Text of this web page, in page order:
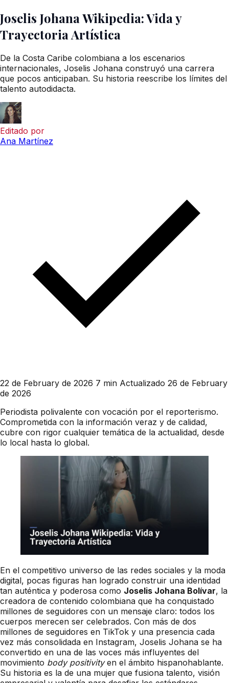
Joselis Johana Wikipedia: Vida y
Trayectoria Artística
De la Costa Caribe colombiana a los escenarios
internacionales, Joselis Johana construyó una carrera
que pocos anticipaban. Su historia reescribe los límites del
talento autodidacta.
Editado por
Ana Martínez
22 de February de 2026 7 min Actualizado 26 de February
de 2026
Periodista polivalente con vocación por el reporterismo.
Comprometida con la información veraz y de calidad,
cubre con rigor cualquier temática de la actualidad, desde
lo local hasta lo global.
En el competitivo universo de las redes sociales y la moda
digital, pocas figuras han logrado construir una identidad
tan auténtica y poderosa como Joselis Johana Bolívar, la
creadora de contenido colombiana que ha conquistado
millones de seguidores con un mensaje claro: todos los
cuerpos merecen ser celebrados. Con más de dos
millones de seguidores en TikTok y una presencia cada
vez más consolidada en Instagram, Joselis Johana se ha
convertido en una de las voces más influyentes del
movimiento body positivityen el ámbito hispanohablante.
Su historia es la de una mujer que fusiona talento, visión